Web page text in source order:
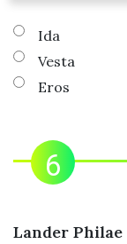
Ida
Vesta
Eros
Lander